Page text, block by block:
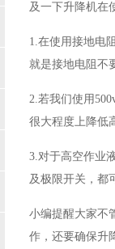
及一下升降机在
1.在使用接地电
就是接地电阻不
2.若我们使用
很大程度上降低
3.对于高空作业
及极限开关，都
小编提醒大家不
作，还要确保升